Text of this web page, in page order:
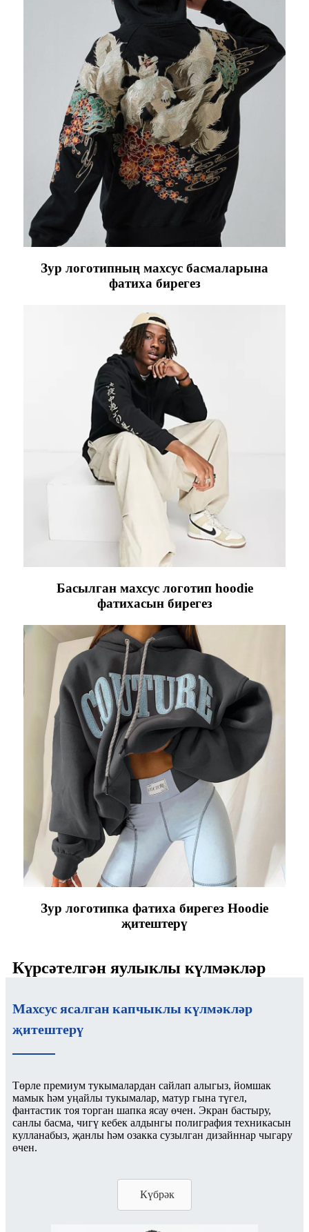
Зур логотипның махсус басмаларына
фатиха бирегез
Басылган махсус логотип hoodie
фатихасын бирегез
Зур логотипка фатиха бирегез Hoodie
җитештерү
Күрсәтелгән яулыклы күлмәкләр
Махсус ясалган капчыклы күлмәкләр
җитештерү
Төрле премиум тукымалардан сайлап алыгыз, йомшак
мамык һәм уңайлы тукымалар, матур гына түгел,
фантастик тоя торган шапка ясау өчен. Экран бастыру,
санлы басма, чигү кебек алдынгы полиграфия техникасын
кулланабыз, җанлы һәм озакка сузылган дизайннар чыгару
өчен.
Күбрәк